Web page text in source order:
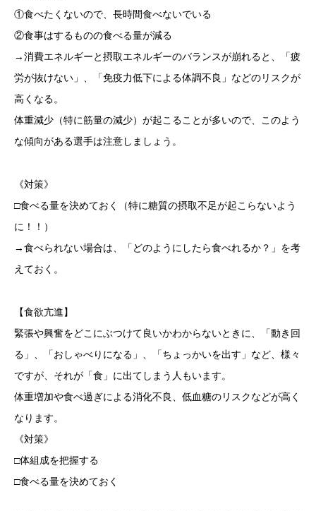
①食べたくないので、長時間食べないでいる
②食事はするものの食べる量が減る
→消費エネルギーと摂取エネルギーのバランスが崩れると、「疲
労が抜けない」、「免疫力低下による体調不良」などのリスクが
高くなる。
体重減少（特に筋量の減少）が起こることが多いので、このよう
な傾向がある選手は注意しましょう。
《対策》
□食べる量を決めておく（特に糖質の摂取不足が起こらないよう
に！！）
→食べられない場合は、「どのようにしたら食べれるか？」を考
えておく。
【食欲亢進】
緊張や興奮をどこにぶつけて良いかわからないときに、「動き回
る」、「おしゃべりになる」、「ちょっかいを出す」など、様々
ですが、それが「食」に出てしまう人もいます。
体重増加や食べ過ぎによる消化不良、低血糖のリスクなどが高く
なります。
《対策》
□体組成を把握する
□食べる量を決めておく